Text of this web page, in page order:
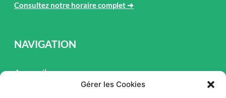
Gérer les Cookies
Consultez notre horaire complet ➜
NAVIGATION
Accueil